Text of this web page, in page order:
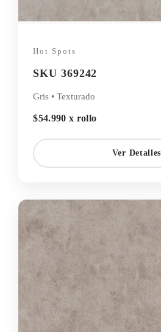
Hot Spots
SKU 369242
Gris • Texturado
$54.990 x rollo
Ver Detalles